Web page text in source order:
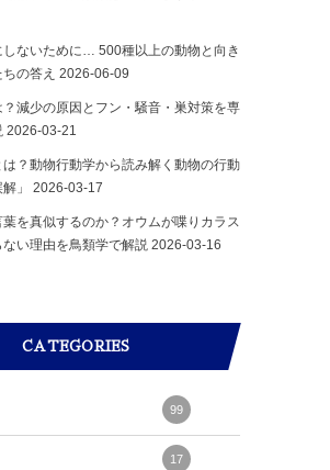
しないために… 500種以上の動物と向き
の答え 2026-06-09
減少の原因とフン・騒音・巣対策を専
2026-03-21
？動物行動学から読み解く動物の行動
」
2026-03-17
を真似するのか？オウムが喋りカラス
い理由を鳥類学で解説 2026-03-16
CATEGORIES
99
17